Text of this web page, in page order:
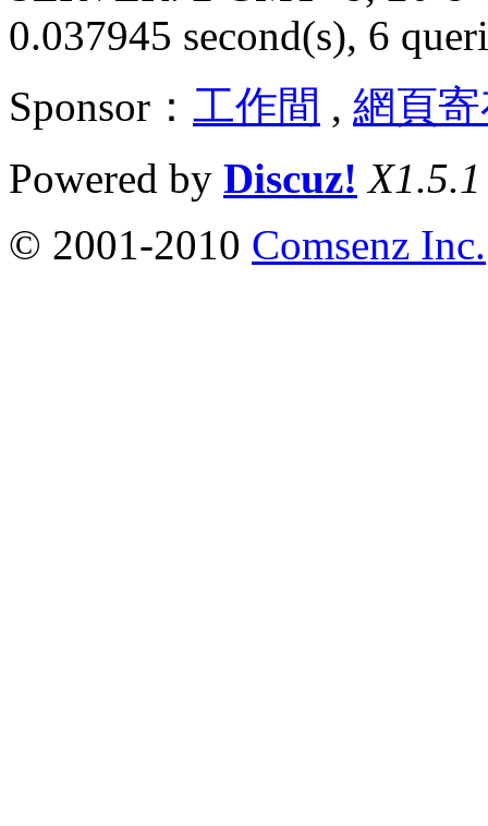
0.037945 second(s), 6
Sponsor： 工作間 , 網頁
Powered by Discuz! X1.5.1
© 2001-2010 Comsenz Inc.